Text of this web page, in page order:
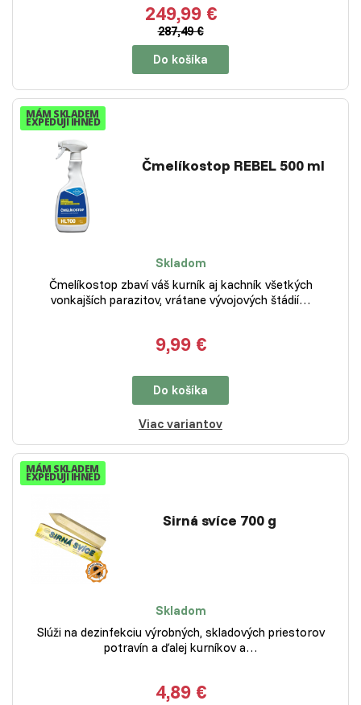
249,99 €
287,49 €
Do košíka
MÁM SKLADEM
EXPEDUJI IHNED
Čmelíkostop REBEL 500 ml
Skladom
Čmelíkostop zbaví váš kurník aj kachník všetkých
vonkajších parazitov, vrátane vývojových štádií…
9,99 €
Do košíka
Viac variantov
MÁM SKLADEM
EXPEDUJI IHNED
Sirná svíce 700 g
Skladom
Slúži na dezinfekciu výrobných, skladových priestorov
potravín a ďalej kurníkov a…
4,89 €